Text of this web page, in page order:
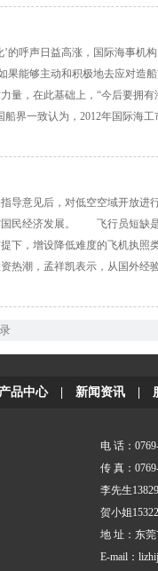
呼声日益高涨，国际海事机
果能够主动和积极地去应对
量，在此基础上，“今后要
一致认为，2012年国际海工
导意见后，对低空空域开放
民经济发展。 飞行员短缺
下，增设降低难度的飞机执
潮，孟祥凯表示，从国外经
产品中心| 新闻资讯
电 话：
传 真：
李先生
贺小姐
地 址：东
E-mail：